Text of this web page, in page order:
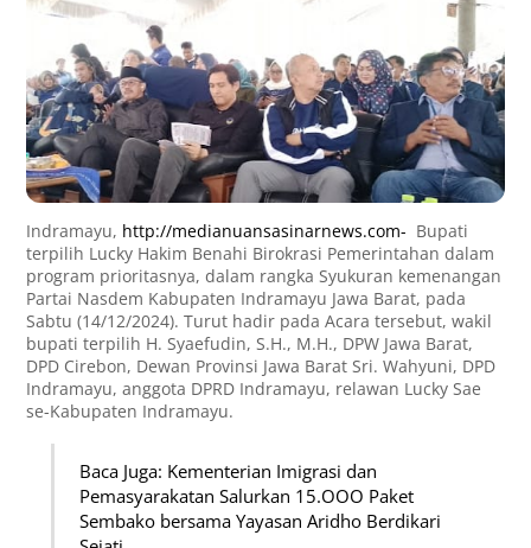
Indramayu, http://medianuansasinarnews.com- Bupati
terpilih Lucky Hakim Benahi Birokrasi Pemerintahan dalam
program prioritasnya, dalam rangka Syukuran kemenangan
Partai Nasdem Kabupaten Indramayu Jawa Barat, pada
Sabtu (14/12/2024). Turut hadir pada Acara tersebut, wakil
bupati terpilih H. Syaefudin, S.H., M.H., DPW Jawa Barat,
DPD Cirebon, Dewan Provinsi Jawa Barat Sri. Wahyuni, DPD
Indramayu, anggota DPRD Indramayu, relawan Lucky Sae
se-Kabupaten Indramayu.
Baca Juga: Kementerian Imigrasi dan
Pemasyarakatan Salurkan 15.OOO Paket
Sembako bersama Yayasan Aridho Berdikari